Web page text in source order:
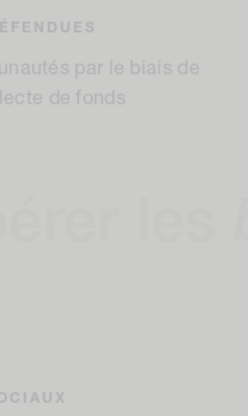
par le biais de
de fonds